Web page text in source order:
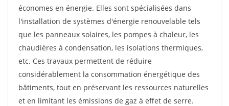
économes en énergie. Elles sont spécialisées dans
l'installation de systèmes d'énergie renouvelable tels
que les panneaux solaires, les pompes à chaleur, les
chaudières à condensation, les isolations thermiques,
etc. Ces travaux permettent de réduire
considérablement la consommation énergétique des
bâtiments, tout en préservant les ressources naturelles
et en limitant les émissions de gaz à effet de serre.